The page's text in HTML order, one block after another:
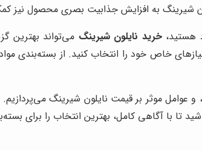
شیرینگ به افزایش جذابیت بصری محصول نیز
هستید،خرید نایلون شیرینگ می‌تواند بهترین
خاص خود را انتخاب کنید. از بسته‌بندی
و عوامل موثر بر قیمت نایلون شیرینگ
تا با آگاهی کامل، بهترین انتخاب را برای